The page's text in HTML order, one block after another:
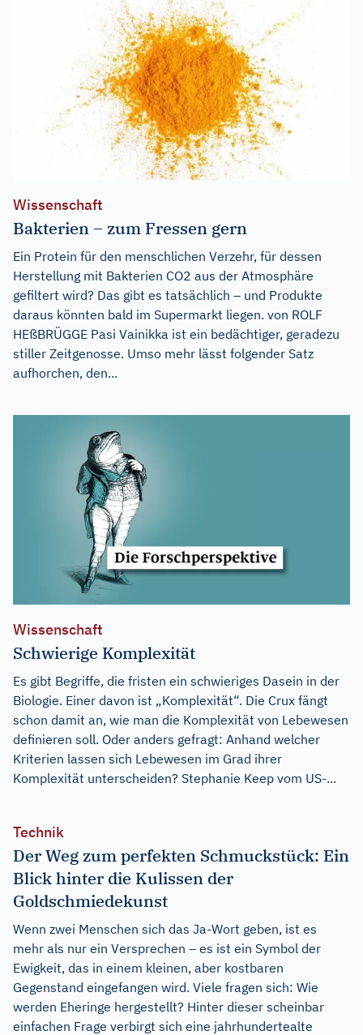
Wissenschaft
Bakterien – zum Fressen gern
Ein Protein für den menschlichen Verzehr, für dessen
Herstellung mit Bakterien CO2 aus der Atmosphäre
gefiltert wird? Das gibt es tatsächlich – und Produkte
daraus könnten bald im Supermarkt liegen. von ROLF
HEßBRÜGGE Pasi Vainikka ist ein bedächtiger, geradezu
stiller Zeitgenosse. Umso mehr lässt folgender Satz
aufhorchen, den...
Wissenschaft
Schwierige Komplexität
Es gibt Begriffe, die fristen ein schwieriges Dasein in der
Biologie. Einer davon ist „Komplexität“. Die Crux fängt
schon damit an, wie man die Komplexität von Lebewesen
definieren soll. Oder anders gefragt: Anhand welcher
Kriterien lassen sich Lebewesen im Grad ihrer
Komplexität unterscheiden? Stephanie Keep vom US-...
Technik
Der Weg zum perfekten Schmuckstück: Ein
Blick hinter die Kulissen der
Goldschmiedekunst
Wenn zwei Menschen sich das Ja-Wort geben, ist es
mehr als nur ein Versprechen – es ist ein Symbol der
Ewigkeit, das in einem kleinen, aber kostbaren
Gegenstand eingefangen wird. Viele fragen sich: Wie
werden Eheringe hergestellt? Hinter dieser scheinbar
einfachen Frage verbirgt sich eine jahrhundertealte